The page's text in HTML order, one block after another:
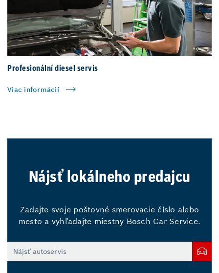
Profesionální diesel servis
Viac informácií
Nájsť lokálneho predajcu
Zadajte svoje poštovné smerovacie číslo alebo
mesto a vyhľadajte miestny Bosch Car Service.